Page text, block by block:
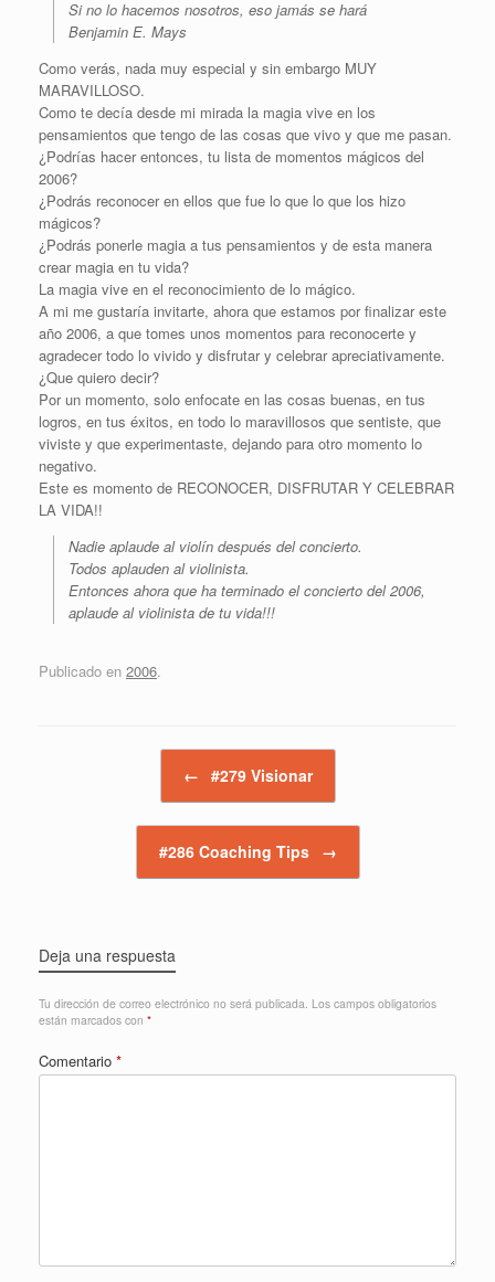
Si no lo hacemos nosotros, eso jamás se hará
Benjamin E. Mays
Como verás, nada muy especial y sin embargo MUY
MARAVILLOSO.
Como te decía desde mi mirada la magia vive en los
pensamientos que tengo de las cosas que vivo y que me pasan.
¿Podrías hacer entonces, tu lista de momentos mágicos del
2006?
¿Podrás reconocer en ellos que fue lo que lo que los hizo
mágicos?
¿Podrás ponerle magia a tus pensamientos y de esta manera
crear magia en tu vida?
La magia vive en el reconocimiento de lo mágico.
A mi me gustaría invitarte, ahora que estamos por finalizar este
año 2006, a que tomes unos momentos para reconocerte y
agradecer todo lo vivido y disfrutar y celebrar apreciativamente.
¿Que quiero decir?
Por un momento, solo enfocate en las cosas buenas, en tus
logros, en tus éxitos, en todo lo maravillosos que sentiste, que
viviste y que experimentaste, dejando para otro momento lo
negativo.
Este es momento de RECONOCER, DISFRUTAR Y CELEBRAR
LA VIDA!!
Nadie aplaude al violín después del concierto.
Todos aplauden al violinista.
Entonces ahora que ha terminado el concierto del 2006,
aplaude al violinista de tu vida!!!
Publicado en 2006.
← #279 Visionar
#286 Coaching Tips →
Deja una respuesta
Tu dirección de correo electrónico no será publicada. Los campos obligatorios
están marcados con *
Comentario *